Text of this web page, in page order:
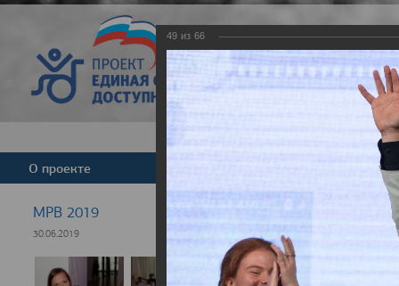
Версия для
О проекте
МРВ 2019
30.06.2019
49 из 66